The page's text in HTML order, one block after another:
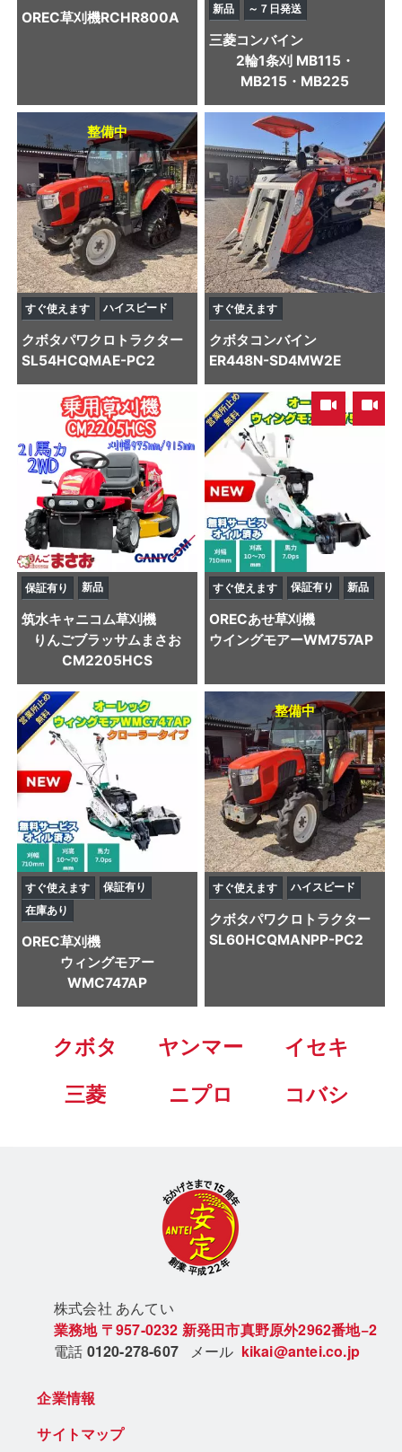
OREC草刈機RCHR800A
新品
～７日発送
三菱コンバイン
2輪1条刈 MB115・
MB215・MB225
整備中
すぐ使えます ハイスピード
クボタパワクロトラクター
SL54HCQMAE-PC2
すぐ使えます
クボタ コンバイン
ER448N-SD4MW2E
保証有り 新品
筑水キャニコム草刈機
りんごブラッサムまさお
CM2205HCS
すぐ使えます 保証有り 新品
ORECあせ草刈機
ウイングモアーWM757AP
すぐ使えます
保証有り
在庫あり
OREC草刈機
ウィングモアー
WMC747AP
整備中
すぐ使えます ハイスピード
クボタパワクロトラクター
SL60HCQMANPP-PC2
クボタ ヤンマー
イセキ
三菱
ニプロ コバシ
株式会社 あんてい
業務地 〒957-0232 新発田市真野原外2962番地−2
電話 0120-278-607 メール kikai@antei.co.jp
企業情報
サイトマップ